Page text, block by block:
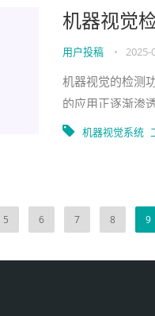
机器视觉
用户投稿 • 2025-
机器视觉的检测
的应用正逐渐渗
测功能具体包括
机器视觉系统
5 6 7 8 9